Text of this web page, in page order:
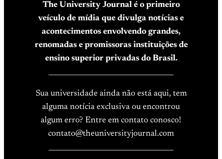
The University Journal é o primeiro
veículo de mídia que divulga notícias e
acontecimentos envolvendo grandes,
renomadas e promissoras instituições de
ensino superior privadas do Brasil.
Sua universidade ainda não está aqui, tem
alguma notícia exclusiva ou encontrou
algum erro? Entre em contato conosco!
contato@theuniversityjournal.com